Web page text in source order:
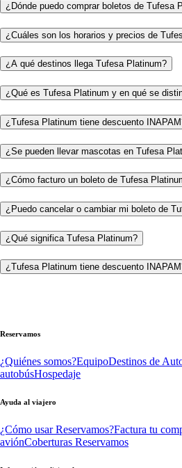
¿Dónde puedo comprar boletos de Tufesa
¿Cuáles son los horarios y precios de
¿A qué destinos llega Tufesa Platinum?
¿Qué es Tufesa Platinum y en qué se
¿Tufesa Platinum tiene descuento
¿Se pueden llevar mascotas en Tufesa
¿Cómo facturo un boleto de Tufesa
¿Puedo cancelar o cambiar mi boleto de
¿Qué significa Tufesa Platinum?
¿Tufesa Platinum tiene descuento
Reservamos
¿Quiénes somos?EquipoDestinos de
autobúsHospedaje
Ayuda al viajero
¿Cómo usar Reservamos?Factura tu
aviónCoberturas Reservamos